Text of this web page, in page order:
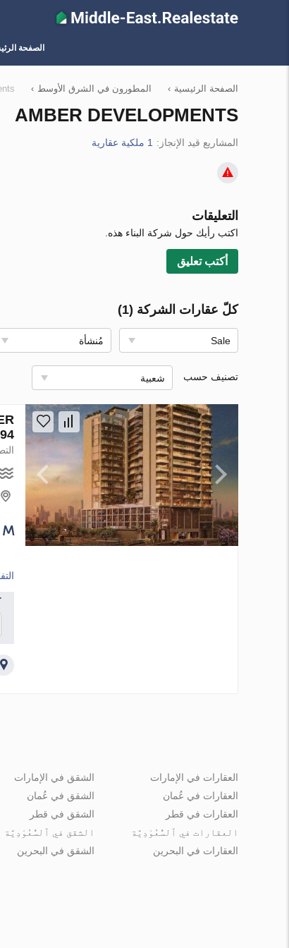
الصفحة
الصفحة الرئيسية › المطورون في الشرق الأوسط ›
AMBER DEVELOPMENTS
المشاريع قيد الإنجاز: 1 ملكية عقارية
التعليقات
اكتب رأيك حول شركة البناء هذه.
أكتب تعليق
كلّ عقارات الشركة (1)
Sale مُنشأة
تصنيف حسب شعبية
العقارات في الإمارات
العقارات في عُمان
العقارات في قطر
العقارات في ٱلسُّعُوْدِيَّة
العقارات في البحرين
الشقق في الإمارات
الشقق في عُمان
الشقق في قطر
الشقق في ٱلسُّعُوْدِيَّة
الشقق في البحرين